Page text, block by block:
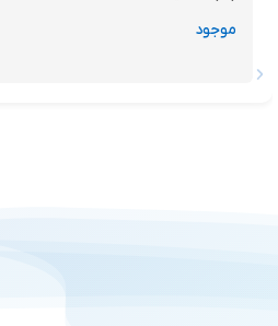
موجود